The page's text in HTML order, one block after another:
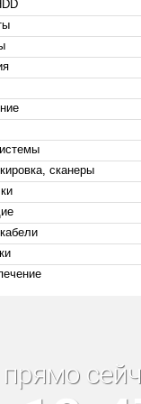
сканеры